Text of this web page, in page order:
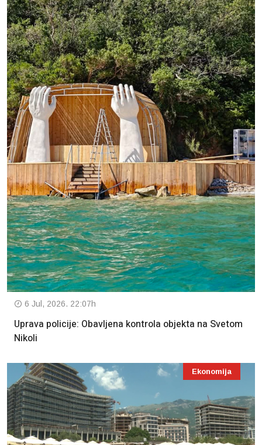
6 Jul, 2026. 22:07h
Uprava policije: Obavljena kontrola objekta na Svetom
Nikoli
Ekonomija